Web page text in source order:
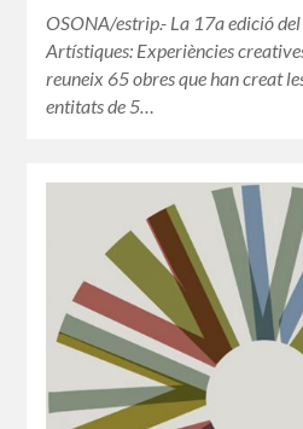
OSONA/estrip.- La 17a edició
Artístiques: Experiències
reuneix 65 obres que han creat
entitats de 5…